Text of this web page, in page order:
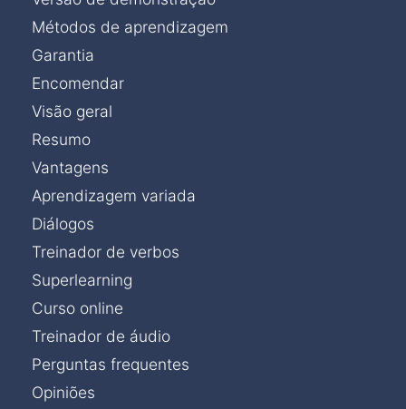
Métodos de aprendizagem
Garantia
Encomendar
Visão geral
Resumo
Vantagens
Aprendizagem variada
Diálogos
Treinador de verbos
Superlearning
Curso online
Treinador de áudio
Perguntas frequentes
Opiniões